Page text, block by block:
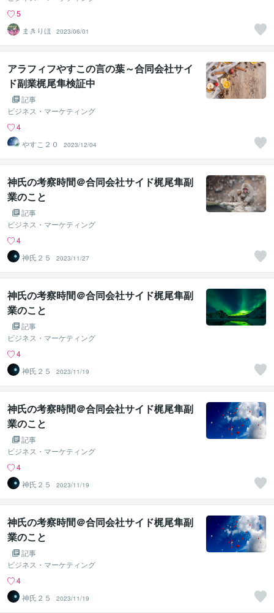
5
まきりほ
2023/06/01
アラフィフやすこの言の葉～合同会社サイ
ド副業梶尾隼検証中
記事
ビジネス・マーケティング
4
やすこ２０
2023/12/04
神氏の考察時間＠合同会社サイド梶尾隼副
業のこと
記事
ビジネス・マーケティング
4
神氏２５
2023/11/27
神氏の考察時間＠合同会社サイド梶尾隼副
業のこと
記事
ビジネス・マーケティング
4
神氏２５
2023/11/19
神氏の考察時間＠合同会社サイド梶尾隼副
業のこと
記事
ビジネス・マーケティング
4
神氏２５
2023/11/19
神氏の考察時間＠合同会社サイド梶尾隼副
業のこと
記事
ビジネス・マーケティング
4
神氏２５
2023/11/19